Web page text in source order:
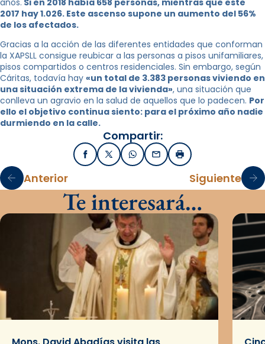
años. Si en 2018 había 658 personas, mientras que este
2017 hay 1.026. Este ascenso supone un aumento del 56%
de los afectados.
Gracias a la acción de las diferentes entidades que conforman
la XAPSLL consigue reubicar a las personas a pisos unifamiliares,
pisos compartidos o centros residenciales. Sin embargo, según
Cáritas, todavía hay «un total de 3.383 personas viviendo en
una situación extrema de la vivienda», una situación que
conlleva un agravio en la salud de aquellos que lo padecen. Por
ello el objetivo continua siento: para el próximo año nadie
durmiendo en la calle.
Compartir:
FacebookX / TwitterWhatsApp
EmailImprimir
Anterior Siguiente
Te interesará…